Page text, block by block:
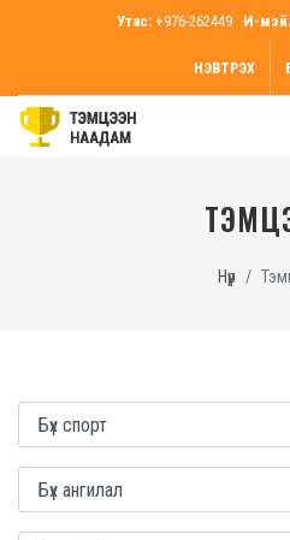
Утас: +976-262449 И-
НЭВТРЭХ
Нүүр